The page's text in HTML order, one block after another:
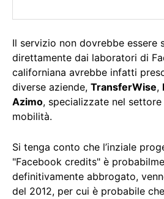
Il servizio non dovrebbe essere
direttamente dai laboratori di
californiana avrebbe infatti
diverse aziende, TransferWise,
Azimo, specializzate nel
mobilità.
Si tenga conto che l’inziale
"Facebook credits" è
definitivamente abbrogato,
del 2012, per cui è probabile